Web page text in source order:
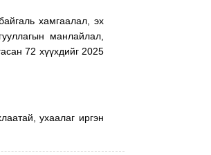
хамгаалал, эх
манлайлал,
72 хүүхдийг 2025
ухаалаг иргэн